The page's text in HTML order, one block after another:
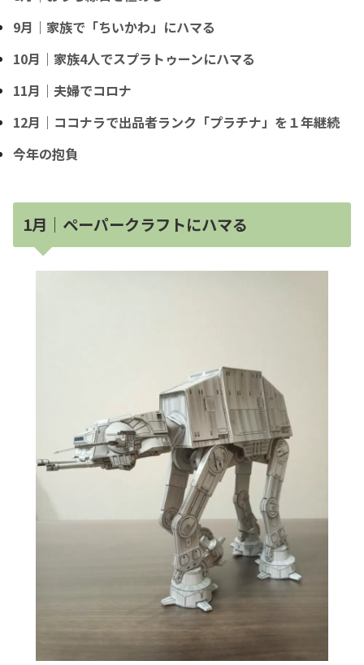
9月｜家族で「ちいかわ」にハマる
10月｜家族4人でスプラトゥーンにハマる
11月｜夫婦でコロナ
12月｜ココナラで出品者ランク「プラチナ」を１年継続
今年の抱負
1月｜ペーパークラフトにハマる